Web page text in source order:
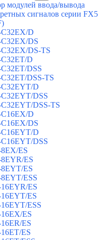
модулей ввода/вывода
сигналов серии FX5
D
DS
DS-TS
D
DSS
DSS-TS
D
DSS
DSS-TS
D
DS
D
DSS
ES
ES
ES
ESS
ES
ES
ESS
ES
ES
ES